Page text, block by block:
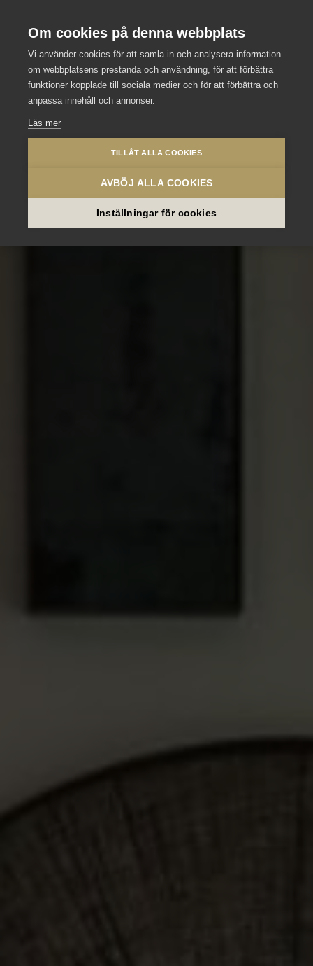
Se våra andra slott och hotell
Om cookies på denna webbplats
Vi använder cookies för att samla in och analysera information
om webbplatsens prestanda och användning, för att förbättra
funktioner kopplade till sociala medier och för att förbättra och
anpassa innehåll och annonser.
Läs mer
TILLÅT ALLA COOKIES
AVBÖJ ALLA COOKIES
Inställningar för cookies